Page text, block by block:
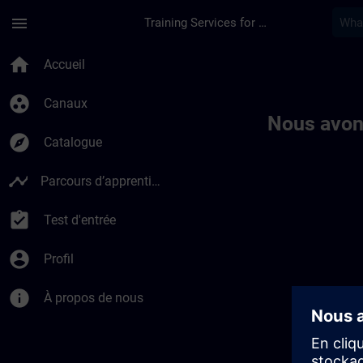
menu Training Services for Digital Industries
home Accueil
group_work Canaux
explore Catalogue
timeline Parcours d’apprentissage
assignment_turned_in Test d'entrée
account_circle Profil
info À propos de nous
Nous